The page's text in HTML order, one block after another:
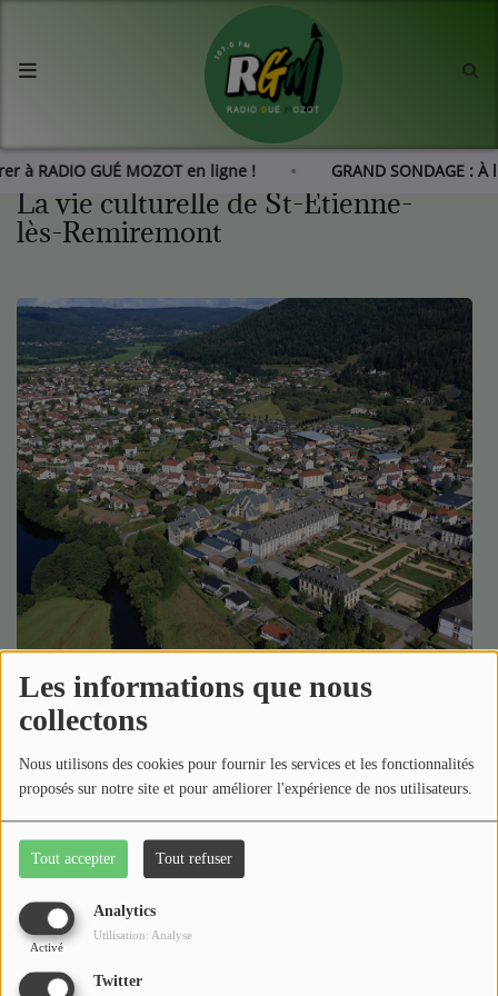
Les informations que nous
collectons
Nous utilisons des cookies pour fournir les services et les fonctionnalités
proposés sur notre site et pour améliorer l'expérience de nos utilisateurs.
Tout accepter Tout refuser
Analytics
Activé
Utilisation: Analyse
Twitter
à RADIO GUÉ MOZOT en ligne ! GRAND SONDAGE
Agenda
Les actus de RGM
Radio
Emissions
Equipes
Médias
Podcasts
Photos
Participez
Dédicaces
Jeux Concours
Contact
La vie culturelle de St-Etienne-
lès-Remiremont
Bienvenue dans la vie associative de St-Etienne-lès-
Remiremont.
Actus, programme et temps forts sont au rendez-
vous.
Photo -- vue du ciel par
xexx8yu x4uap5 x18d9i69 xkhd6sd x16tdsg8 x1hl2dhg
href="https://www.facebook.com/profile.php?